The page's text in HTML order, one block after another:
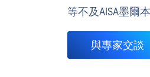
等不及AISA墨爾
與專家交談